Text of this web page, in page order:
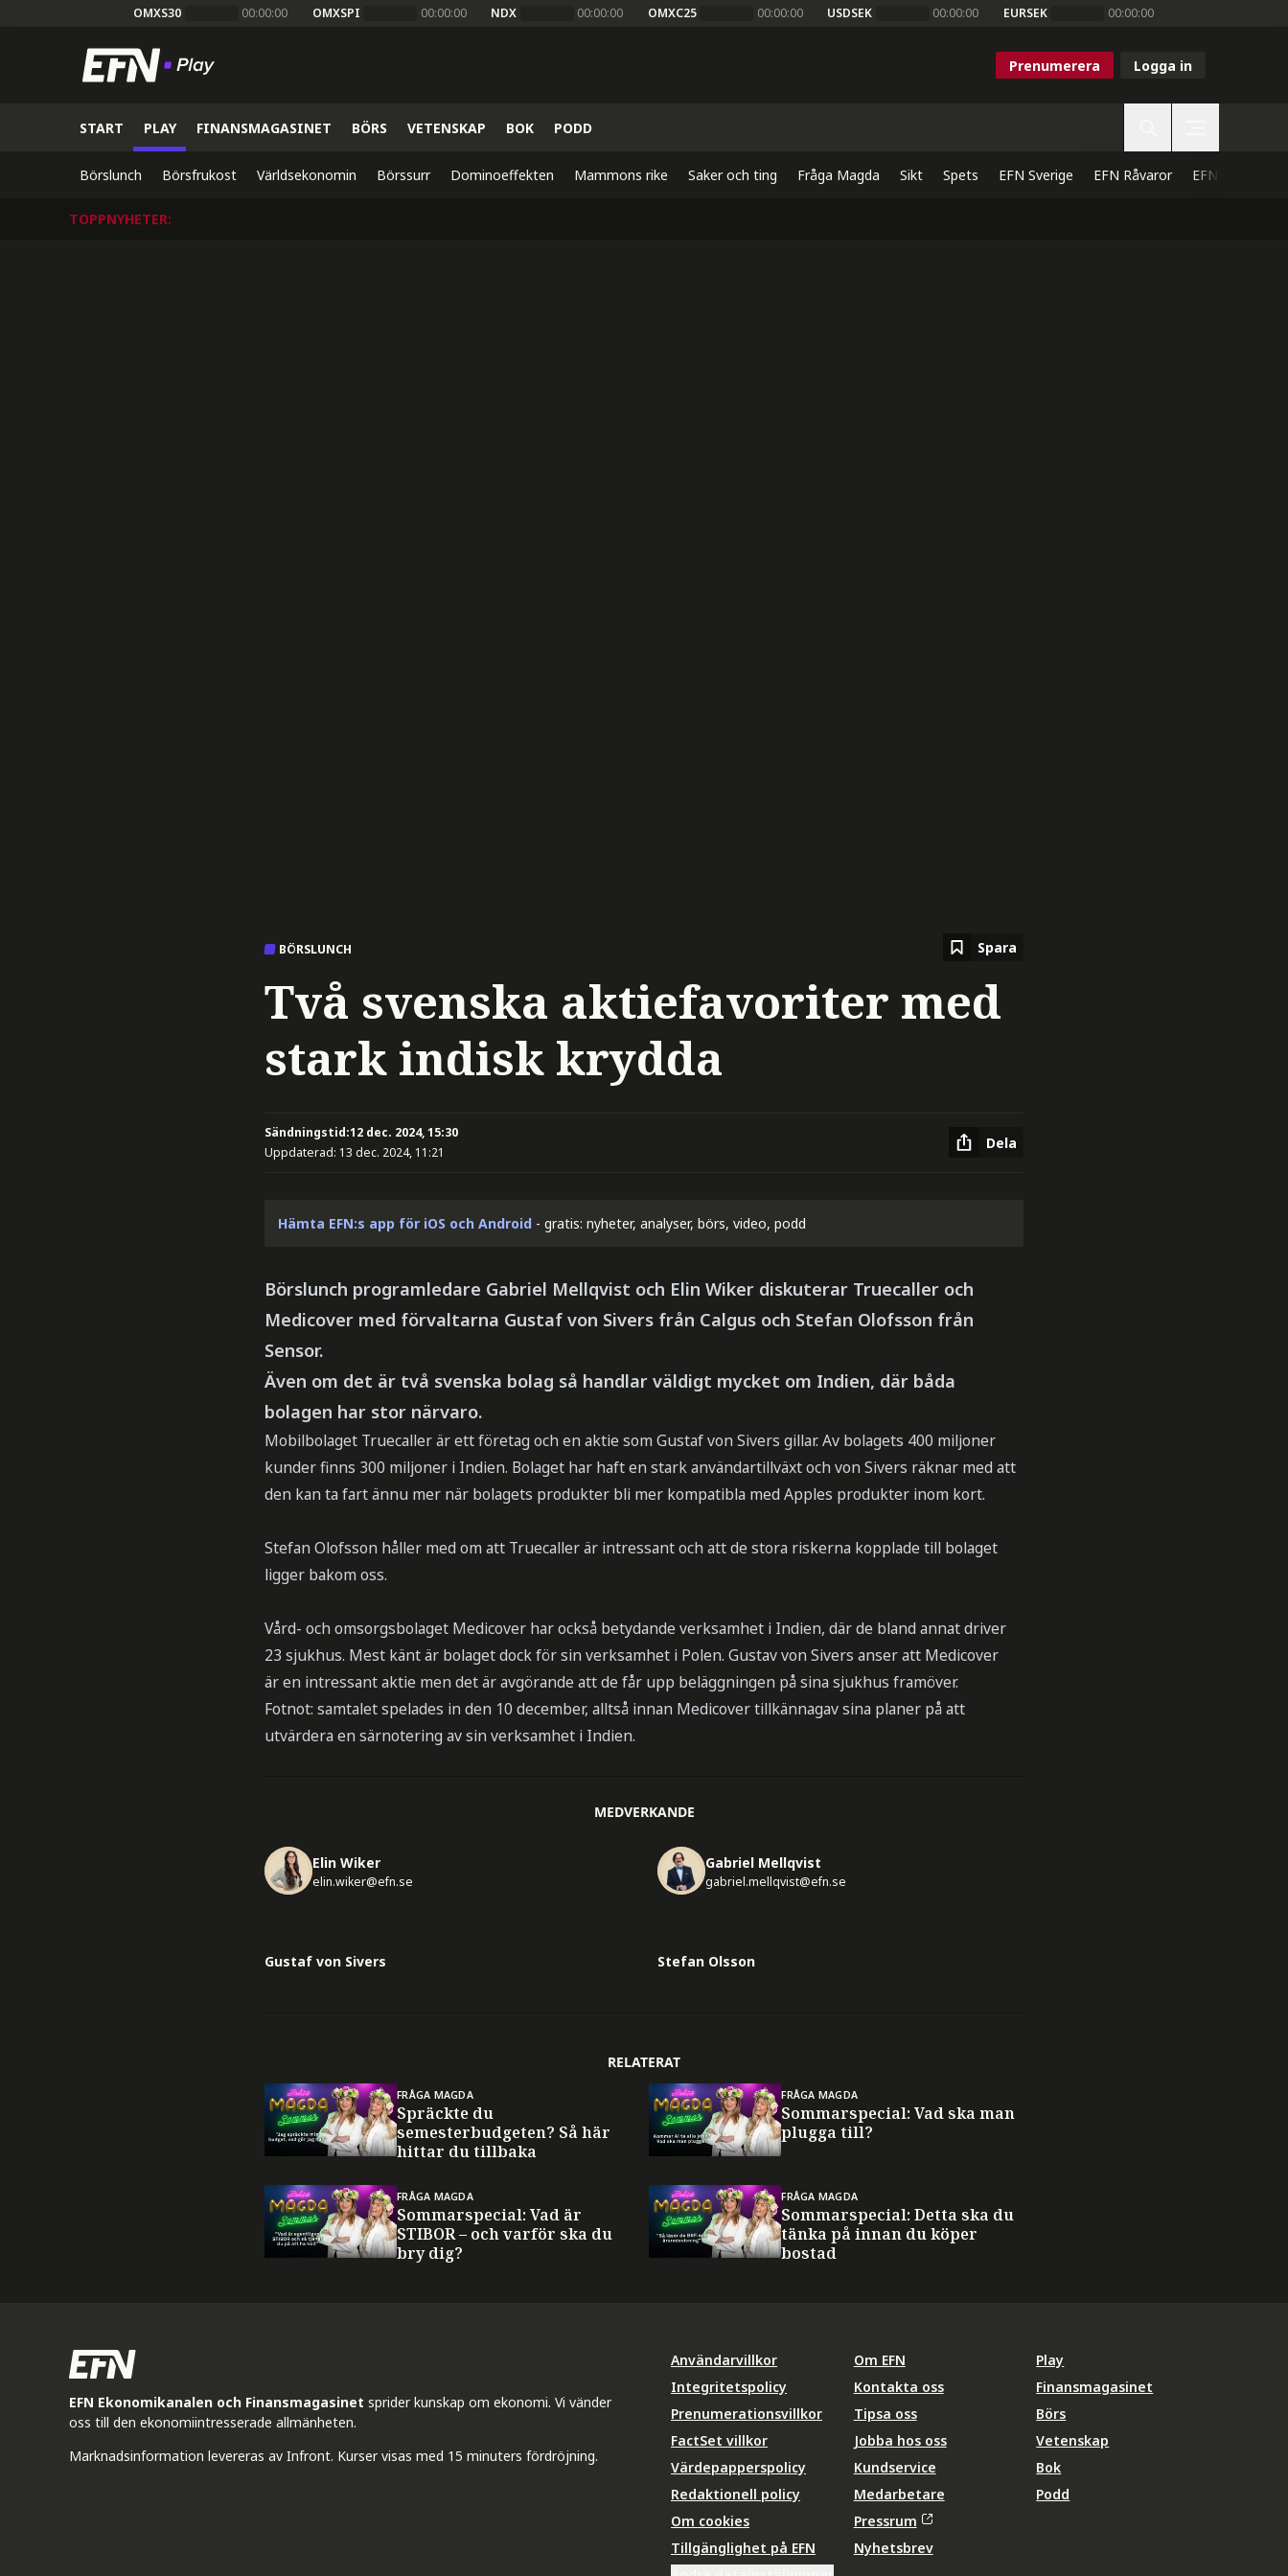
OMXS30 00:00:00 OMXSPI 00:00:00 NDX 00:00:00 OMXC25 00:00:00 USDSEK 00:00:00 EURSEK 00:00:00
Prenumerera Logga in
START PLAY FINANSMAGASINET BÖRS VETENSKAP BOK PODD
Börslunch Börsfrukost Världsekonomin Börssurr Dominoeffekten Mammons rike Saker och ting Fråga Magda Sikt Spets EFN Sverige EFN Råvaror EFN Direkt
TOPPNYHETER:
BÖRSLUNCH Spara
Två svenska aktiefavoriter med
stark indisk krydda
Sändningstid:12 dec. 2024, 15:30
Uppdaterad: 13 dec. 2024, 11:21
Dela
Hämta EFN:s app för iOS och Android - gratis: nyheter, analyser, börs, video, podd
Börslunch programledare Gabriel Mellqvist och Elin Wiker diskuterar Truecaller och
Medicover med förvaltarna Gustaf von Sivers från Calgus och Stefan Olofsson från
Sensor.
Även om det är två svenska bolag så handlar väldigt mycket om Indien, där båda
bolagen har stor närvaro.
Mobilbolaget Truecaller är ett företag och en aktie som Gustaf von Sivers gillar. Av bolagets 400 miljoner
kunder finns 300 miljoner i Indien. Bolaget har haft en stark användartillväxt och von Sivers räknar med att
den kan ta fart ännu mer när bolagets produkter bli mer kompatibla med Apples produkter inom kort.
Stefan Olofsson håller med om att Truecaller är intressant och att de stora riskerna kopplade till bolaget
ligger bakom oss.
Vård- och omsorgsbolaget Medicover har också betydande verksamhet i Indien, där de bland annat driver
23 sjukhus. Mest känt är bolaget dock för sin verksamhet i Polen. Gustav von Sivers anser att Medicover
är en intressant aktie men det är avgörande att de får upp beläggningen på sina sjukhus framöver.
Fotnot: samtalet spelades in den 10 december, alltså innan Medicover tillkännagav sina planer på att
utvärdera en särnotering av sin verksamhet i Indien.
MEDVERKANDE
Elin Wiker
elin.wiker@efn.se
Gabriel Mellqvist
gabriel.mellqvist@efn.se
Gustaf von Sivers Stefan Olsson
RELATERAT
FRÅGA MAGDA
Spräckte du
semesterbudgeten? Så här
hittar du tillbaka
FRÅGA MAGDA
Sommarspecial: Vad ska man
plugga till?
FRÅGA MAGDA
Sommarspecial: Vad är
STIBOR – och varför ska du
bry dig?
FRÅGA MAGDA
Sommarspecial: Detta ska du
tänka på innan du köper
bostad
EFN Ekonomikanalen och Finansmagasinet sprider kunskap om ekonomi. Vi vänder
oss till den ekonomiintresserade allmänheten.
Marknadsinformation levereras av Infront. Kurser visas med 15 minuters fördröjning.
Användarvillkor
Integritetspolicy
Prenumerationsvillkor
FactSet villkor
Värdepapperspolicy
Redaktionell policy
Om cookies
Tillgänglighet på EFN
Om EFN
Kontakta oss
Tipsa oss
Jobba hos oss
Kundservice
Medarbetare
Pressrum
Nyhetsbrev
Play
Finansmagasinet
Börs
Vetenskap
Bok
Podd